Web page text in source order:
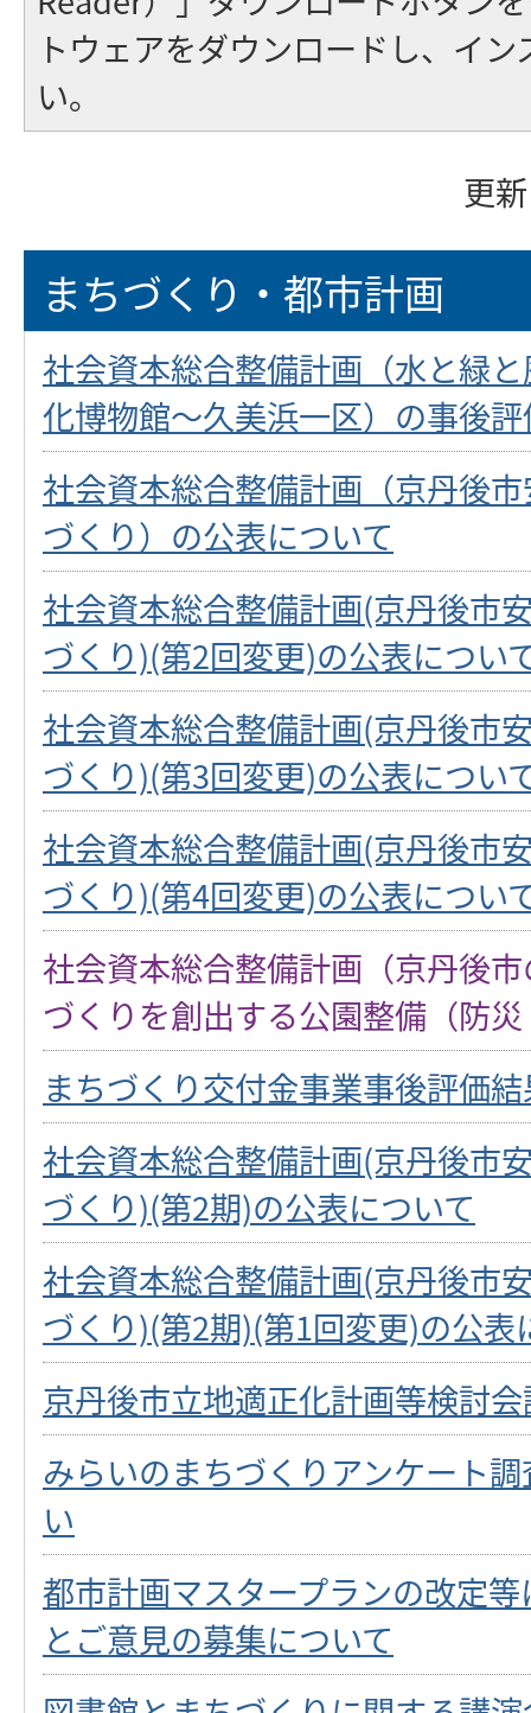
トウェアをダウンロードし、イ
い。
更
まちづくり・都市計画
社会資本総合整備計画（水と緑
化博物館～久美浜一区）の事後
社会資本総合整備計画（京丹後
づくり）の公表について
社会資本総合整備計画(京丹後市
づくり)(第2回変更)の公表につい
社会資本総合整備計画(京丹後市
づくり)(第3回変更)の公表につい
社会資本総合整備計画(京丹後市
づくり)(第4回変更)の公表につい
社会資本総合整備計画（京丹後
づくりを創出する公園整備（防
まちづくり交付金事業事後評価
社会資本総合整備計画(京丹後市
づくり)(第2期)の公表について
社会資本総合整備計画(京丹後市
づくり)(第2期)(第1回変更)の公表
京丹後市立地適正化計画等検討
みらいのまちづくりアンケート
い
都市計画マスタープランの改定
とご意見の募集について